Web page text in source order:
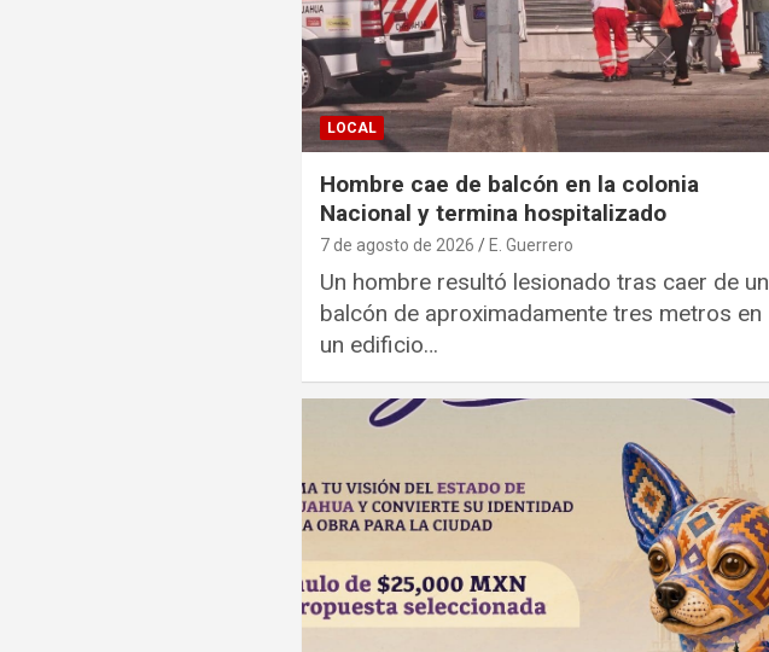
LOCAL
Hombre cae de balcón en la colonia
Nacional y termina hospitalizado
7 de agosto de 2026 E. Guerrero
Un hombre resultó lesionado tras caer de un
balcón de aproximadamente tres metros en
un edificio…